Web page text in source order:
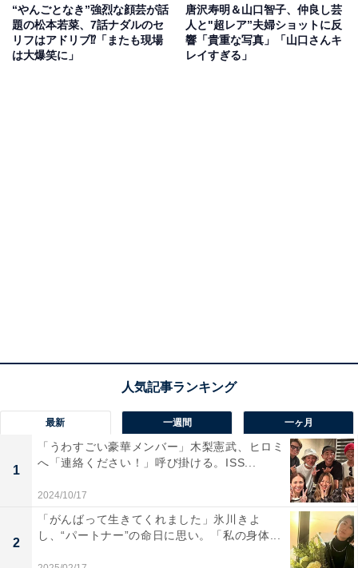
“やんごとなき”強烈な顔芸が話
題の松本若菜、7話ナダルのセ
リフはアドリブ⁉「またも現場
は大爆笑に」
唐沢寿明＆山口智子、仲良し芸
人と"超レア”夫婦ショットに反
響「貴重な写真」「山口さんキ
レイすぎる」
最新 一週間 一ヶ月
1
「うわすごい豪華メンバー」木梨憲武、ヒロミ
へ「連絡ください！」呼び掛ける。ISS...
2024/10/17
2
「がんばって生きてくれました」氷川きよ
し、“パートナー”の命日に思い。「私の身体...